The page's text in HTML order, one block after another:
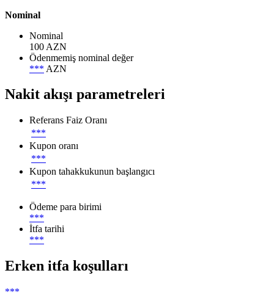
Nominal
Nominal
100 AZN
Ödenmemiş nominal değer
*** AZN
Nakit akışı parametreleri
Referans Faiz Oranı
***
Kupon oranı
***
Kupon tahakkukunun başlangıcı
***
Ödeme para birimi
***
İtfa tarihi
***
Erken itfa koşulları
***